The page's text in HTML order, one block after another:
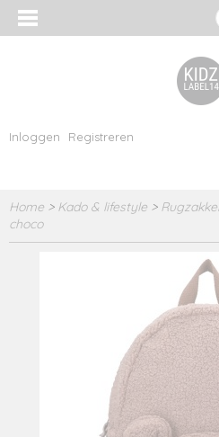
Inloggen Registreren
Home > Kado & lifestyle >
choco